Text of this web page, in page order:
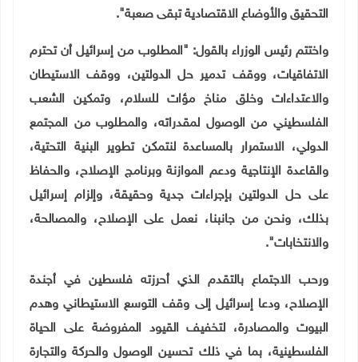
التحقيق والأوضاع الاقتصادية تبقى صعبة".
واختتم رئيس الوزراء بالقول: "المطلوب من إسرائيل أن تحترم
الاتفاقيات، ووقف تدمير حل الدولتين، ووقف الاستيطان
والاعتداءات وخلق مناخ مؤات للسلام، وتمكين الشعب
الفلسطيني من الوصول لمقدراته، والمطلوب من المجتمع
الدولي، الاستمرار بالمساعدة لنتمكن تطوير البنية التحتية،
والقاعدة الإنتاجية ودعم الموازنة وبرنامج الإصلاح، والحفاظ
على حل الدولتين بإجراءات جدية وحقيقة، وإلزام إسرائيل
بذلك، ونحن من جانبنا، نعمل على الإصلاح، والمصالحة،
والانتخابات".
ورحب الاجتماع بالتقدم الذي أحرزته فلسطين في أجندة
الإصلاح، ودعا إسرائيل إلى وقف التوسع الاستيطاني وهدم
البيوت والمصادرة، لتخفيف القيود المفروضة على الحياة
الفلسطينية، بما في ذلك تحسين الوصول والحركة والتجارة